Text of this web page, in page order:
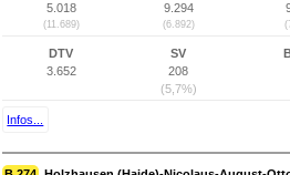
5.018
(11.689)
9.294
(6.892)
DTV
3.652
SV
208
(5,7%)
Infos...